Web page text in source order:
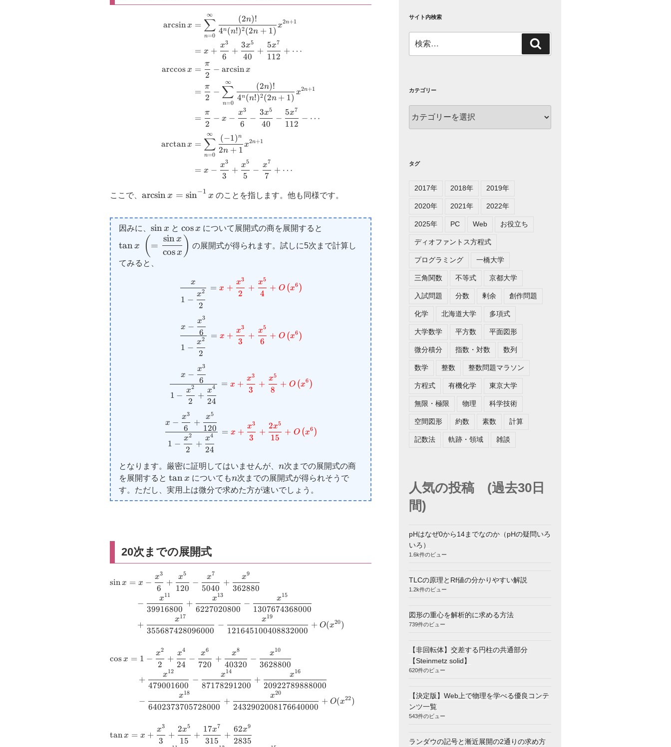
\small \displaystyle \begin{aligned}\arcsin x&=\sum _{n=0}^{\infty }{\frac
arcsinx
arccos x
arctanx
=
n=0
∑
∞
4n(n!)2(2n + 1)
(2n)!
x2n+1
= x +
6
x3
+
40
3x5
+
112
5x7
+ ⋯
=
2
π − arcsinx
=
2
π −
n=0
∑
∞
4n (n!)2(2n + 1)
(2n)!
x2n+1
=
2
π − x −
6
x3
−
40
3x5
−
112
5x7
− ⋯
=
n=0
∑
∞
2n + 1
(−1)n
x2n+1
= x −
3
x3
+
5
x5
−
7
x7
+ ⋯
ここで、 \arcsin
arcsinx = sin−1 x のことを指します。他も同様です。
因みに、 \sin
sinx と\cos
x
cosx について展開式の商を展開すると
\left(=\dfrac{\sin
x}{\cos x}\right)
tanx ( =
cosx
sinx ) の展開式が得られます。試しに5次まで計算し
てみると、
\small \dfrac{x}{1-
1 −
2
x2
x = x +
2
x3
+
4
x5
+ O (x6)
\small \dfrac{x-\dfrac{x^{3}}{6}}{1-
1 −
2
x2
x −
6
x3
= x +
3
x3
+
6
x5
+ O (x6)
\small \dfrac{x-\dfrac{x^{3}}{6}}{1-
1 −
2
x2
+
24
x4
x −
6
x3
= x +
3
x3
+
8
x5
+ O (x6)
\small \dfrac{x-\dfrac{x^{3}}{6}+\dfrac{x^{5}}{120}}{1-
1 −
2
x2
+
24
x4
x −
6
x3
+
120
x5
= x +
3
x3
+
15
2x5
+ O (x6)
となります。厳密に証明してはいませんが、 n
n次までの展開式の商
を展開すると \tan
x
tanx についてもn
n次までの展開式が得られそうで
す。ただし、実用上は微分で求めた方が速いでしょう。
20次までの展開式
\small \begin{aligned} \sin x &= x-
\dfrac{x^{3}}{6}+\dfrac{x^{5}}
{120}-\dfrac{x^{7}}
{5040}+\dfrac{x^{9}}{362880} \\
&\quad -\dfrac{x^{11}}
{39916800}+\dfrac{x^{13}}
{6227020800}-\dfrac{x^{15}}
{1307674368000} \\ &\quad
+\dfrac{x^{17}}
{355687428096000}-
\dfrac{x^{19}}
{121645100408832000}+O(x^{20})
sinx = x −
6
x3
+
120
x5
−
5040
x7
+
362880
x9
−
39916800
x11
+
6227020800
x13
−
1307674368000
x15
+
355687428096000
x17
−
121645100408832000
x19
+ O(x20)
\small \begin{aligned} \cos x &= 1-
\dfrac{x^{2}}{2}+\dfrac{x^{4}}
{24}-\dfrac{x^{6}}
{720}+\dfrac{x^{8}}{40320}-
\dfrac{x^{10}}{3628800} \\ &\quad
+\dfrac{x^{12}}{479001600}-
\dfrac{x^{14}}
{87178291200}+\dfrac{x^{16}}
cos x = 1 −
2
x2
+
24
x4
−
720
x6
+
40320
x8
−
3628800
x10
+
479001600
x12
−
87178291200
x14
+
20922789888000
x16
−
6402373705728000
x18
+
2432902008176640000
x20
+ O(x22)
\small \begin{aligned} \tan x &=
x+\dfrac{x^{3}}{3}+\dfrac{2
tanx = x +
3
x3
+
15
2x5
+
315
17x7
+
2835
62x9
サイト内検索
索:
索
カテゴリー
テ
タグ
2017年 2018年 2019年
2020年 2021年 2022年
2025年 PC Web お役立ち
ディオファントス方程式
プログラミング 一橋大学
三角関数 不等式 京都大学
入試問題 分数 剰余 創作問題
化学 北海道大学 多項式
大学数学 平方数 平面図形
微分積分 指数・対数 数列
数学 整数 整数問題マラソン
方程式 有機化学 東京大学
無限・極限 物理 科学技術
空間図形 約数 素数 計算
記数法 軌跡・領域 雑談
人気の投稿 (過去30日
間)
pHはなぜ0から14までなのか（pHの疑問いろ
いろ）
1.6k件のビュー
TLCの原理とRf値の分かりやすい解説
1.2k件のビュー
図形の重心を解析的に求める方法
739件のビュー
【非回転体】交差する円柱の共通部分
【Steinmetz solid】
620件のビュー
【決定版】Web上で物理を学べる優良コンテ
ンツ一覧
543件のビュー
ランダウの記号と漸近展開の2通りの求め方